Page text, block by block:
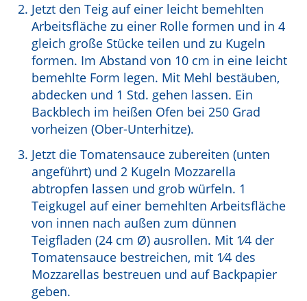
Jetzt den Teig auf einer leicht bemehlten
Arbeitsfläche zu einer Rolle formen und in 4
gleich große Stücke teilen und zu Kugeln
formen. Im Abstand von 10 cm in eine leicht
bemehlte Form legen. Mit Mehl bestäuben,
abdecken und 1 Std. gehen lassen. Ein
Backblech im heißen Ofen bei 250 Grad
vorheizen (Ober-Unterhitze).
Jetzt die Tomatensauce zubereiten (unten
angeführt) und 2 Kugeln Mozzarella
abtropfen lassen und grob würfeln. 1
Teigkugel auf einer bemehlten Arbeitsfläche
von innen nach außen zum dünnen
Teigfladen (24 cm Ø) ausrollen. Mit 1⁄4 der
Tomatensauce bestreichen, mit 1⁄4 des
Mozzarellas bestreuen und auf Backpapier
geben.